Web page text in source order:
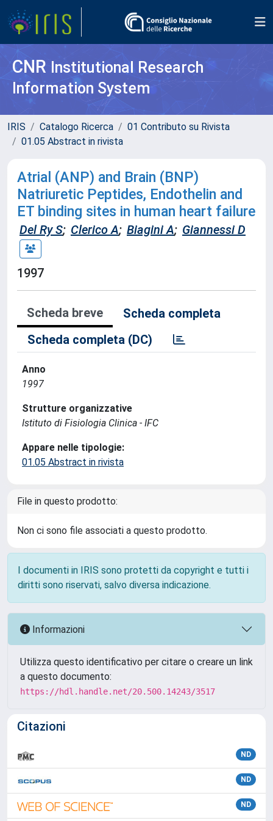
CNR Institutional Research
Information System
IRIS Catalogo Ricerca
01 Contributo su Rivista
01.05 Abstract in rivista
Atrial (ANP) and Brain (BNP)
Natriuretic Peptides, Endothelin and
ET binding sites in human heart failure
Del Ry S; Clerico A; Biagini A; Giannessi D
1997
Scheda breve
Scheda completa
Scheda completa (DC)
Anno
1997
Strutture organizzative
Istituto di Fisiologia Clinica - IFC
Appare nelle tipologie:
01.05 Abstract in rivista
File in questo prodotto:
Non ci sono file associati a questo prodotto.
I documenti in IRIS sono protetti da copyright e tutti i
diritti sono riservati, salvo diversa indicazione.
Informazioni
Utilizza questo identificativo per citare o creare un link
a questo documento:
https://hdl.handle.net/20.500.14243/3517
Citazioni
ND
ND
ND